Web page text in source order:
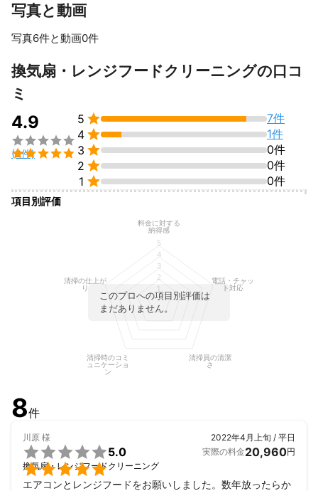
写真と動画
写真6件と動画0件
すべて見る
換気扇・レンジフードクリーニングの口コ
ミ
4.9


(8件)
5 
7件
4 
1件
3 
0件
2 
0件
1  0件
項目別評価
このプロへの項目別評価は
まだありません。
料金に対する
納得感
電話・チャッ
ト対応
清掃員の清潔
さ
清掃時のコミ
ュニケーショ
ン
清掃の仕上が
り
1
2
3
4
5
8件
川原 様


5.0
換気扇・レンジフードクリーニング
2022年4月上旬 / 平日
実際の料金20,960円
エアコンとレンジフードをお願いしました。数年放ったらか